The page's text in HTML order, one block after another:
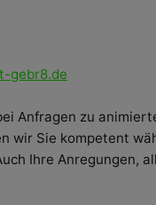
gebr8.de
Anfragen zu
wir Sie kompetent
Ihre Anregungen,